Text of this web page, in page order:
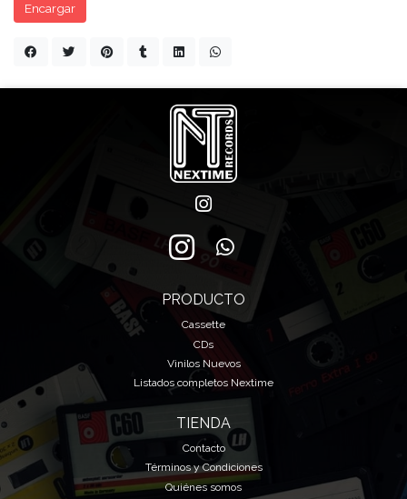
Encargar
PRODUCTO
Cassette
CDs
Vinilos Nuevos
Listados completos Nextime
TIENDA
Contacto
Términos y Condiciones
Quiénes somos